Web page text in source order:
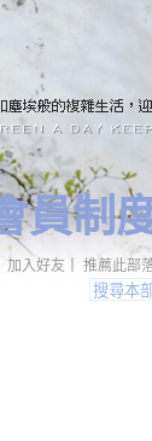
員制
加入好友 推薦此部